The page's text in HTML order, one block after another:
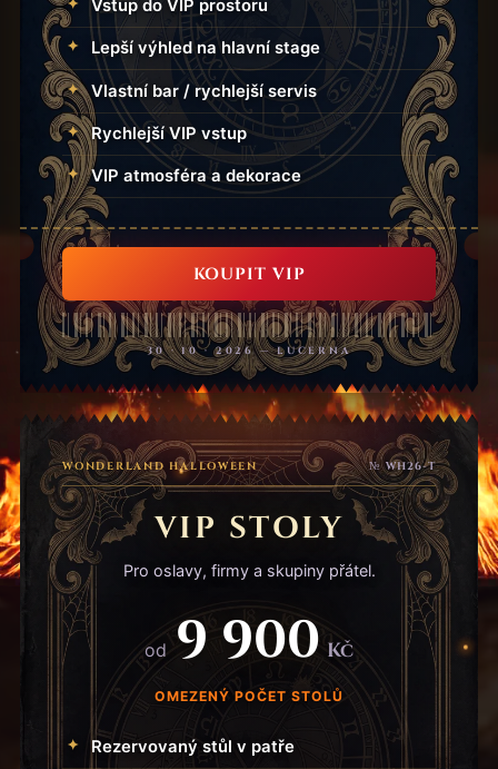
Vstup do VIP prostoru
Lepší výhled na hlavní stage
Vlastní bar / rychlejší servis
Rychlejší VIP vstup
VIP atmosféra a dekorace
KOUPIT VIP
30 · 10 · 2026 — LUCERNA
WONDERLAND HALLOWEEN № WH26-T
VIP STOLY
Pro oslavy, firmy a skupiny přátel.
od 9 900 Kč
OMEZENÝ POČET STOLŮ
Rezervovaný stůl v patře